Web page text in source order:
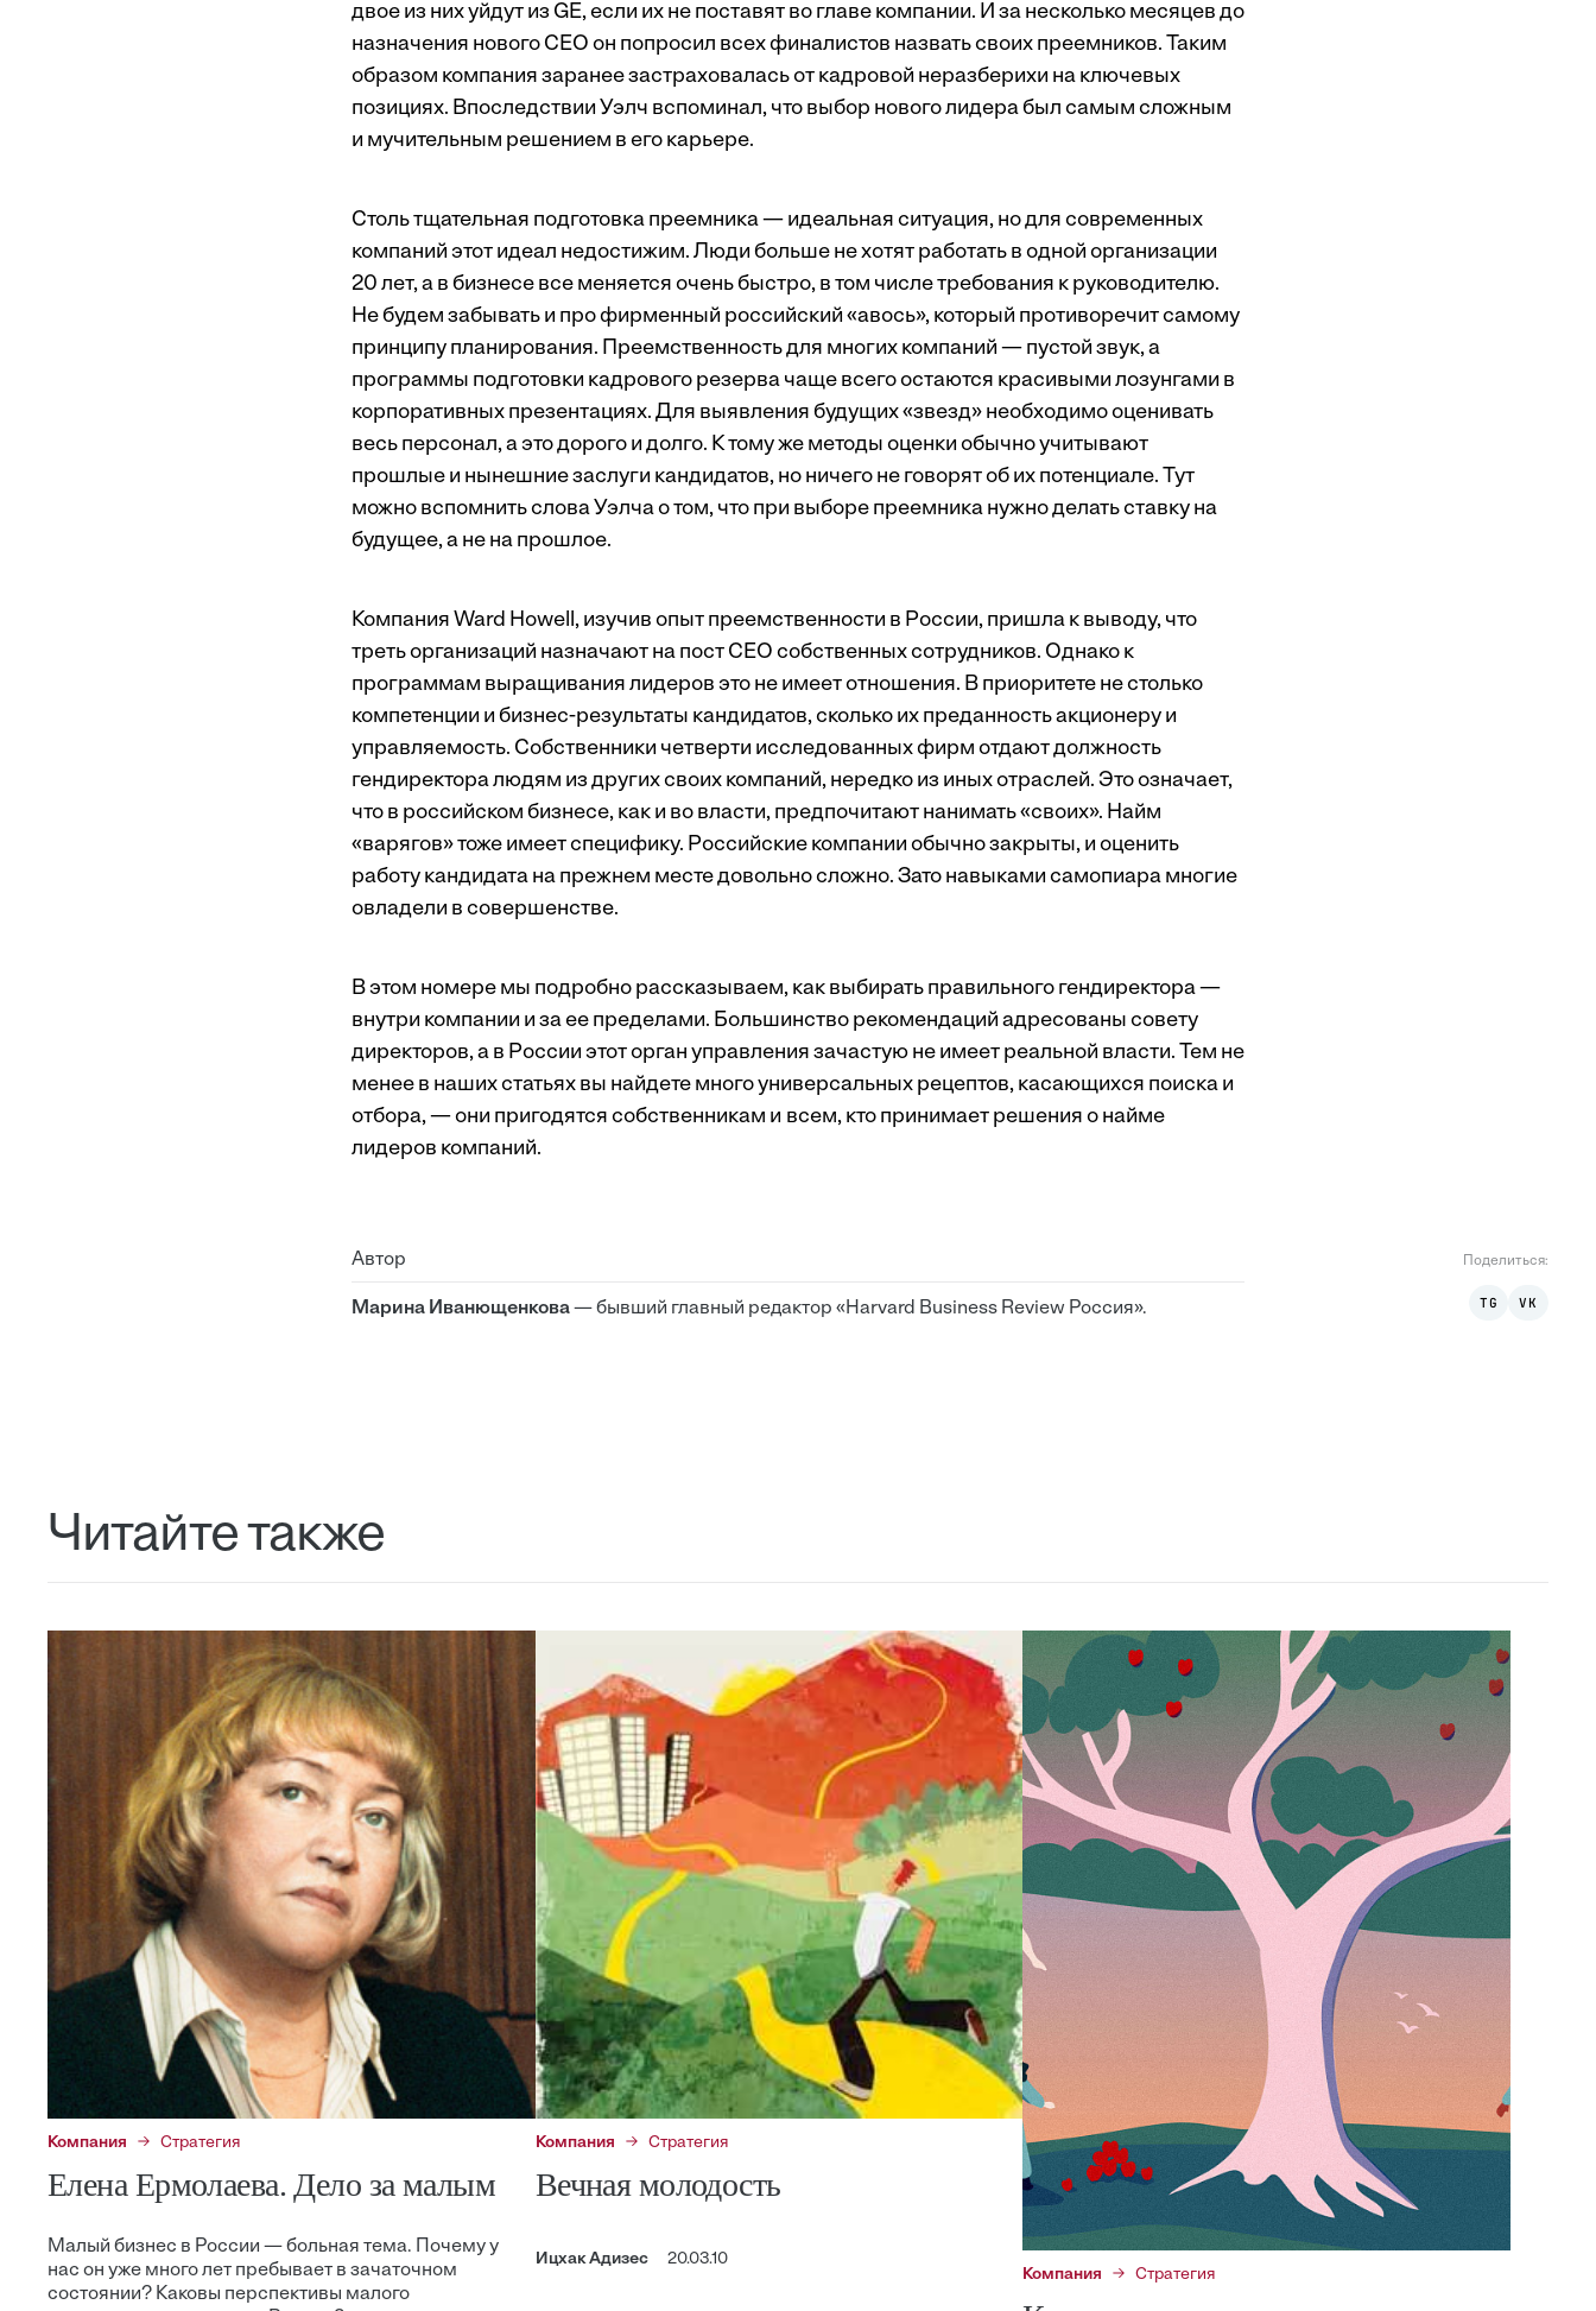
двое из них уйдут из GE, если их не поставят во главе компании. И за несколько месяцев до
назначения нового CEO он попросил всех финалистов назвать своих преемников. Таким
образом компания заранее застраховалась от кадровой неразберихи на ключевых
позициях. Впоследствии Уэлч вспоминал, что выбор нового лидера был самым сложным
и мучительным решением в его карьере.
Столь тщательная подготовка преемника — идеальная ситуация, но для современных
компаний этот идеал недостижим. Люди больше не хотят работать в одной организации
20 лет, а в бизнесе все меняется очень быстро, в том числе требования к руководителю.
Не будем забывать и про фирменный российский «авось», который противоречит самому
принципу планирования. Преемственность для многих компаний — пустой звук, а
программы подготовки кадрового резерва чаще всего остаются красивыми лозунгами в
корпоративных презентациях. Для выявления будущих «звезд» необходимо оценивать
весь персонал, а это дорого и долго. К тому же методы оценки обычно учитывают
прошлые и нынешние заслуги кандидатов, но ничего не говорят об их потенциале. Тут
можно вспомнить слова Уэлча о том, что при выборе преемника нужно делать ставку на
будущее, а не на прошлое.
Компания Ward Howell, изучив опыт преемственности в России, пришла к выводу, что
треть организаций назначают на пост СЕО собственных сотрудников. Однако к
программам выращивания лидеров это не имеет отношения. В приоритете не столько
компетенции и бизнес-результаты кандидатов, сколько их преданность акционеру и
управляемость. Собственники четверти исследованных фирм отдают должность
гендиректора людям из других своих компаний, нередко из иных отраслей. Это означает,
что в российском бизнесе, как и во власти, предпочитают нанимать «своих». Найм
«варягов» тоже имеет специфику. Российские компании обычно закрыты, и оценить
работу кандидата на прежнем месте довольно сложно. Зато навыками самопиара многие
овладели в совершенстве.
В этом номере мы подробно рассказываем, как выбирать правильного гендиректора —
внутри компании и за ее пределами. Большинство рекомендаций адресованы совету
директоров, а в России этот орган управления зачастую не имеет реальной власти. Тем не
менее в наших статьях вы найдете много универсальных рецептов, касающихся поиска и
отбора, — они пригодятся собственникам и всем, кто принимает решения о найме
лидеров компаний.
Автор
Марина Иванющенкова— бывший главный редактор «Harvard Business Review Россия».
Поделиться:
TG VK
Читайте также
Компания Стратегия
Елена Ермолаева. Дело за малым
Малый бизнес в России — больная тема. Почему у
нас он уже много лет пребывает в зачаточном
состоянии? Каковы перспективы малого
Компания Стратегия
Вечная молодость
Ицхак Адизес
20.03.10
Компания
Стратегия